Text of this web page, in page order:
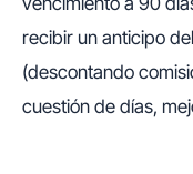
recibir un anticipo
(descontando
cuestión de días,